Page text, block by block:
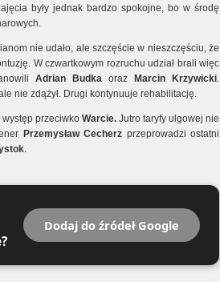
były jednak bardzo spokojne, bo w środę
nie udało, ale szczęście w nieszczęściu, że
W czwartkowym rozruchu udział brali więc
Adrian Budka oraz Marcin Krzywicki.
nie zdążył. Drugi kontynuuje rehabilitację.
przeciwko Warcie.Jutro taryfy ulgowej nie
Przemysław Cecherz przeprowadzi ostatni
.
Dodaj do źródeł Google